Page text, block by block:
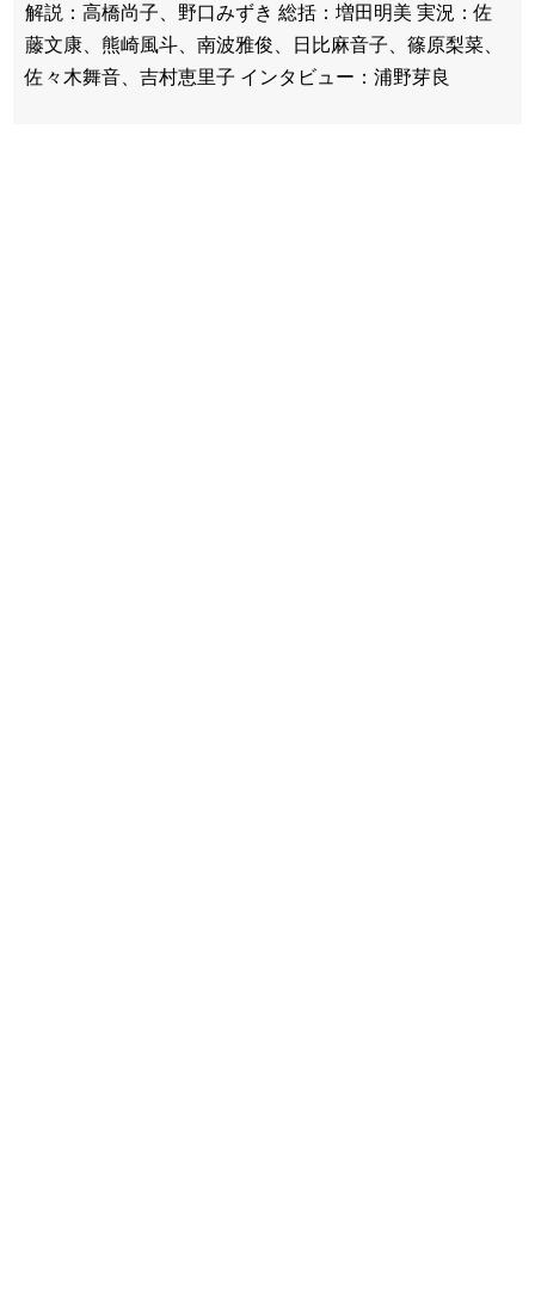
解説：高橋尚子、野口みずき 総括：増田明美 実況：佐
藤文康、熊崎風斗、南波雅俊、日比麻音子、篠原梨菜、
佐々木舞音、吉村恵里子 インタビュー：浦野芽良